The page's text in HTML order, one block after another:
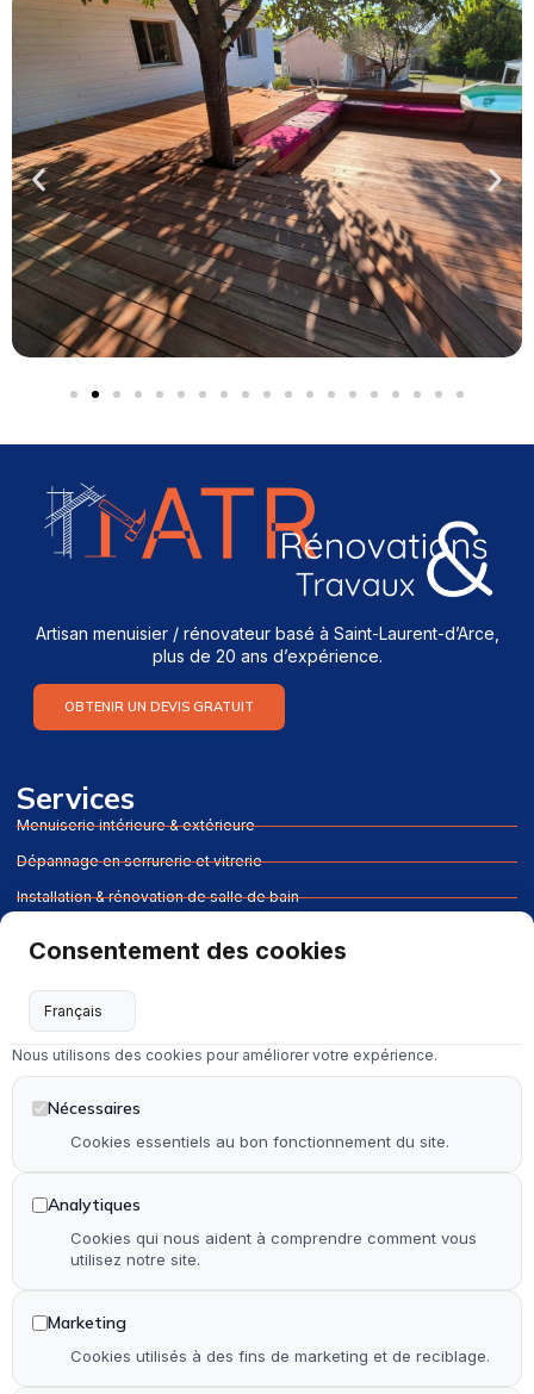
Artisan menuisier / rénovateur basé à Saint-Laurent-d’Arce,
plus de 20 ans d’expérience.
OBTENIR UN DEVIS GRATUIT
Services
Menuiserie intérieure & extérieure
Dépannage en serrurerie et vitrerie
Installation & rénovation de salle de bain
Pose de parquet (stratifié, PVC et bois)
Autre
Réalisations
Plan de site
Consentement des cookies
Nous utilisons des cookies pour améliorer votre expérience.
Nécessaires
Cookies essentiels au bon fonctionnement du site.
Analytiques
Cookies qui nous aident à comprendre comment vous
utilisez notre site.
Marketing
Cookies utilisés à des fins de marketing et de reciblage.